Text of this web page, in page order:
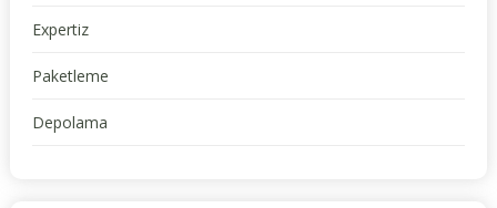
Expertiz
Paketleme
Depolama